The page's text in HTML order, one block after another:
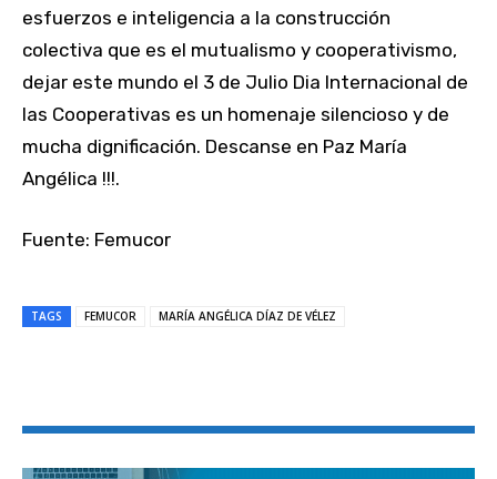
esfuerzos e inteligencia a la construcción
colectiva que es el mutualismo y cooperativismo,
dejar este mundo el 3 de Julio Dia Internacional de
las Cooperativas es un homenaje silencioso y de
mucha dignificación. Descanse en Paz María
Angélica !!!.
Fuente: Femucor
TAGS FEMUCOR MARÍA ANGÉLICA DÍAZ DE VÉLEZ